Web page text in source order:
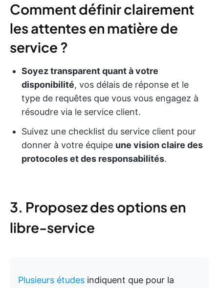
Comment définir clairement
les attentes en matière de
service ?
Soyez transparent quant à votre
disponibilité, vos délais de réponse et le
type de requêtes que vous vous engagez à
résoudre via le service client.
Suivez une checklist du service client pour
donner à votre équipe une vision claire des
protocoles et des responsabilités.
3. Proposez des options en
libre-service
Plusieurs études indiquent que pour la